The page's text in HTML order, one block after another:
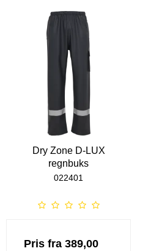
Dry Zone D-LUX
regnbuks
022401
Pris fra 389,00